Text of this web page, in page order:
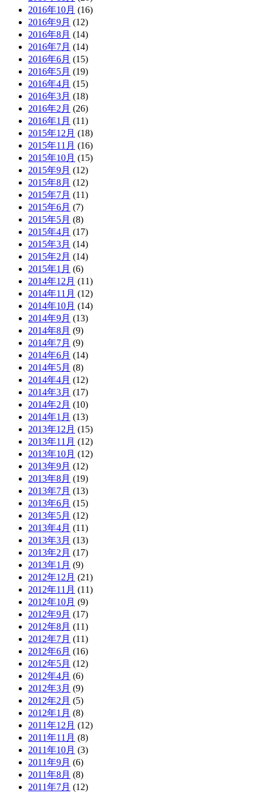
2016年10月 (16)
2016年9月 (12)
2016年8月 (14)
2016年7月 (14)
2016年6月 (15)
2016年5月 (19)
2016年4月 (15)
2016年3月 (18)
2016年2月 (26)
2016年1月 (11)
2015年12月 (18)
2015年11月 (16)
2015年10月 (15)
2015年9月 (12)
2015年8月 (12)
2015年7月 (11)
2015年6月 (7)
2015年5月 (8)
2015年4月 (17)
2015年3月 (14)
2015年2月 (14)
2015年1月 (6)
2014年12月 (11)
2014年11月 (12)
2014年10月 (14)
2014年9月 (13)
2014年8月 (9)
2014年7月 (9)
2014年6月 (14)
2014年5月 (8)
2014年4月 (12)
2014年3月 (17)
2014年2月 (10)
2014年1月 (13)
2013年12月 (15)
2013年11月 (12)
2013年10月 (12)
2013年9月 (12)
2013年8月 (19)
2013年7月 (13)
2013年6月 (15)
2013年5月 (12)
2013年4月 (11)
2013年3月 (13)
2013年2月 (17)
2013年1月 (9)
2012年12月 (21)
2012年11月 (11)
2012年10月 (9)
2012年9月 (17)
2012年8月 (11)
2012年7月 (11)
2012年6月 (16)
2012年5月 (12)
2012年4月 (6)
2012年3月 (9)
2012年2月 (5)
2012年1月 (8)
2011年12月 (12)
2011年11月 (8)
2011年10月 (3)
2011年9月 (6)
2011年8月 (8)
2011年7月 (12)